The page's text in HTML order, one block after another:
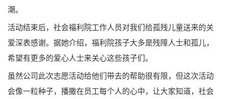
潮。
活动结束后，社会福利院工作人员对我们给孤残儿童送来的关
爱深表感谢。据她介绍，福利院孩子大多是残障人士和孤儿，
希望有更多的爱心人士来关心这些孩子们。
虽然公司此次志愿活动给他们带去的帮助很有限，但这次活动
会像一粒种子，播撒在员工每个人的心中，让大家知道，社会